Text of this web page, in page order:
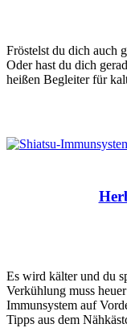
Fröstelst du dich auch
Oder hast du dich
heißen Begleiter für
Es wird kälter und du
Verkühlung muss
Immunsystem auf
Tipps aus dem